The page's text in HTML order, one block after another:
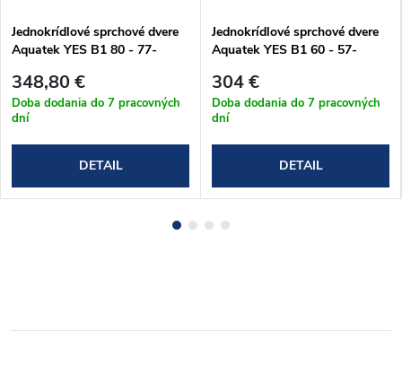
Jednokrídlové sprchové dvere
Aquatek YES B1 80 - 77-
348,80 €
Doba dodania do 7 pracovných
dní
DETAIL
Jednokrídlové sprchové dvere
Aquatek YES B1 60 - 57-
304 €
Doba dodania do 7 pracovných
dní
DETAIL